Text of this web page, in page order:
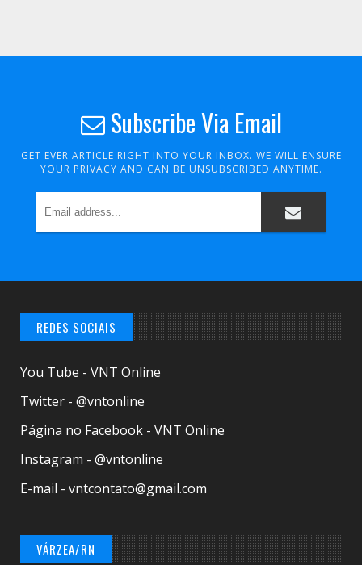
Subscribe Via Email
GET EVER ARTICLE RIGHT INTO YOUR INBOX. WE WILL ENSURE
YOUR PRIVACY AND CAN BE UNSUBSCRIBED ANYTIME.
REDES SOCIAIS
You Tube - VNT Online
Twitter - @vntonline
Página no Facebook - VNT Online
Instagram - @vntonline
E-mail - vntcontato@gmail.com
VÁRZEA/RN